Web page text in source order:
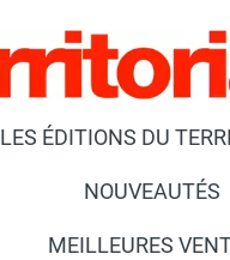
LES ÉDITIONS DU
NOUVEAUTÉS
MEILLEURES